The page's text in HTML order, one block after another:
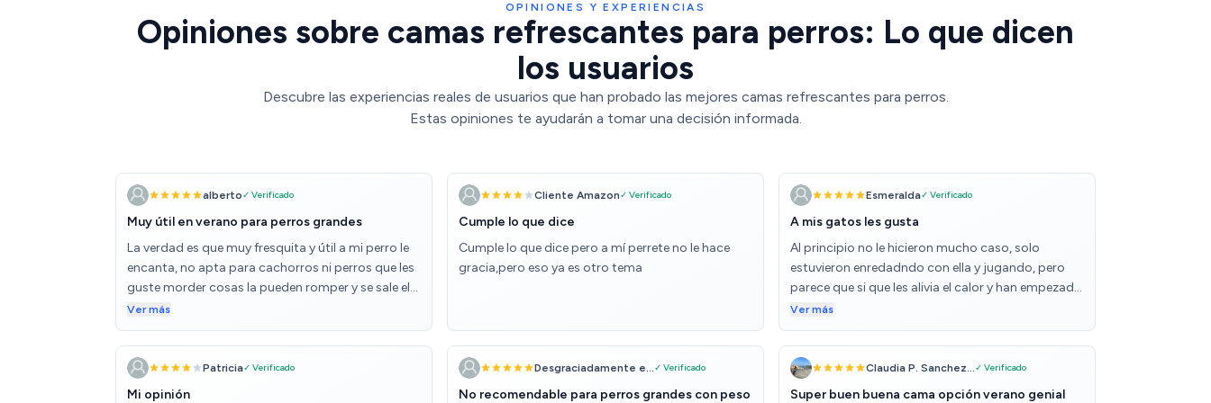
OPINIONES Y EXPERIENCIAS
Opiniones sobre camas refrescantes para perros: Lo que dicen
los usuarios
Descubre las experiencias reales de usuarios que han probado las mejores camas refrescantes para perros.
Estas opiniones te ayudarán a tomar una decisión informada.
alberto✓ Verificado
Muy útil en verano para perros grandes
La verdad es que muy fresquita y útil a mi perro le
encanta, no apta para cachorros ni perros que les
guste morder cosas la pueden romper y se sale el
gel
Ver más
Cliente Amazon✓ Verificado
Cumple lo que dice
Cumple lo que dice pero a mí perrete no le hace
gracia,pero eso ya es otro tema
Esmeralda✓ Verificado
A mis gatos les gusta
Al principio no le hicieron mucho caso, solo
estuvieron enredadndo con ella y jugando, pero
parece que si que les alivia el calor y han empezado
a tumbarse. Espero que no la rompan porque al
ser de plastico es facil que la arañen. La manta
tiene buena calidad y si que refresca. Esta rellena
de un liquido que se adapta segun lo aprietas.
Ver más
Patricia✓ Verificado
Mi opinión
Desgraciadamente e... ✓ Verificado
No recomendable para perros grandes con peso
Claudia P. Sanchez... ✓ Verificado
Super buen buena cama opción verano genial